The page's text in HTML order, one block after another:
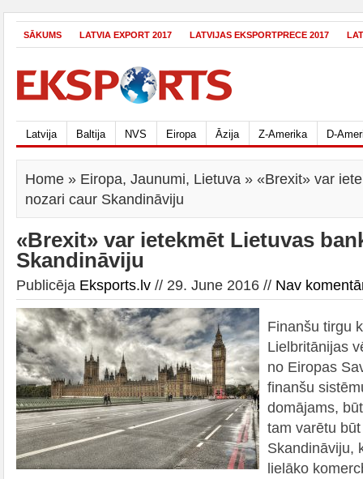
SĀKUMS LATVIA EXPORT 2017 LATVIJAS EKSPORTPRECE 2017
Latvija Baltija NVS Eiropa Āzija Z-Amerika D-
Home » Eiropa, Jaunumi, Lietuva » «Brexit» var
nozari caur Skandināviju
«Brexit» var ietekmēt Lietuvas
Skandināviju
Publicēja Eksports.lv // 29. June 2016 // Nav
Finanšu tirgu
Lielbritānijas
no Eiropas
finanšu
domājams,
tam varētu
Skandināviju,
lielāko